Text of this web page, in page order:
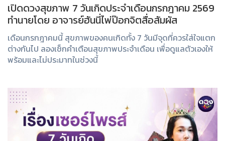
เปิดดวงสุขภาพ 7 วันเกิดประจำเดือนกรกฎาคม 2569
ทำนายโดย อาจารย์ฮันนี่ไพ่ป๊อกจิตสื่อสัมผัส
เดือนกรกฎาคมนี้ สุขภาพของคนเกิดทั้ง 7 วันมีจุดที่ควรใส่ใจแตก
ต่างกันไป ลองเช็กคำเตือนสุขภาพประจำเดือน เพื่อดูแลตัวเองให้
พร้อมและไม่ประมาทในช่วงนี้